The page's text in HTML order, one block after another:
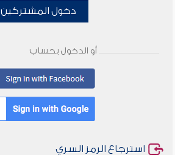
دخول المشتركين
أو الدخول بحساب
استرجاع الرمز السري